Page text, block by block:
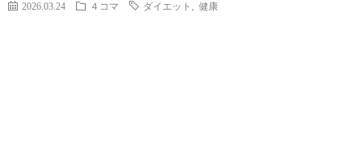
2026.03.24 ４コマ ダイエット 健康